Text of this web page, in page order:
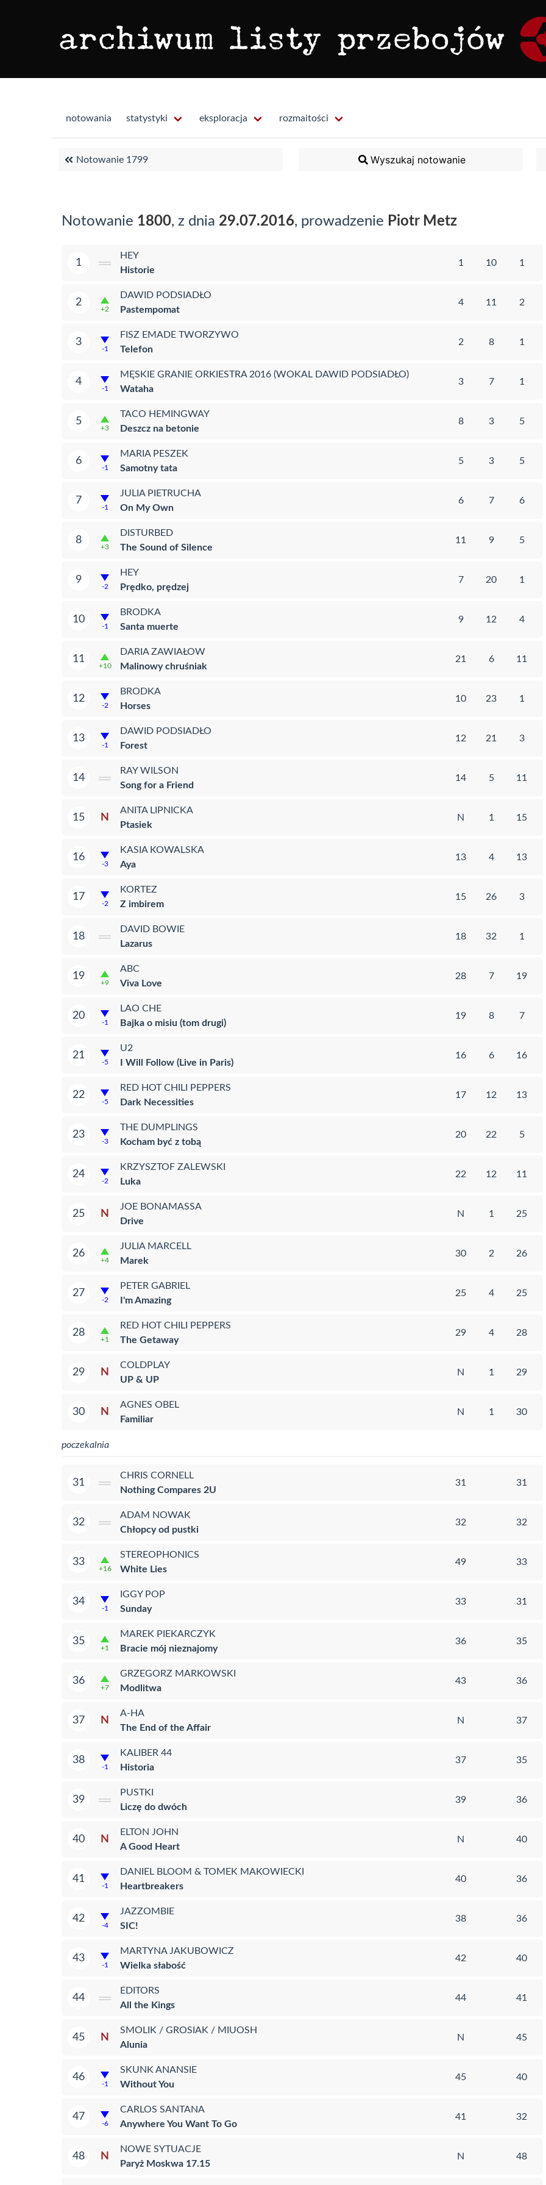
notowania statystyki eksploracja rozmaitości
Notowanie 1799 Wyszukaj notowanie
Notowanie 1800, z dnia 29.07.2016, prowadzenie Piotr Metz
1
HEY
Historie
1 10 1
2
+2
DAWID PODSIADŁO
Pastempomat
4 11 2
3
-1
FISZ EMADE TWORZYWO
Telefon
2 8 1
4
-1
MĘSKIE GRANIE ORKIESTRA 2016 (WOKAL DAWID PODSIADŁO)
Wataha
3 7 1
5
+3
TACO HEMINGWAY
Deszcz na betonie
8 3 5
6
-1
MARIA PESZEK
Samotny tata
5 3 5
7
-1
JULIA PIETRUCHA
On My Own
6 7 6
8
+3
DISTURBED
The Sound of Silence
11 9 5
9
-2
HEY
Prędko, prędzej
7 20 1
10
-1
BRODKA
Santa muerte
9 12 4
11
+10
DARIA ZAWIAŁOW
Malinowy chruśniak
21 6 11
12
-2
BRODKA
Horses
10 23 1
13
-1
DAWID PODSIADŁO
Forest
12 21 3
14
RAY WILSON
Song for a Friend
14 5 11
15 N
ANITA LIPNICKA
Ptasiek
N 1 15
16
-3
KASIA KOWALSKA
Aya
13 4 13
17
-2
KORTEZ
Z imbirem
15 26 3
18
DAVID BOWIE
Lazarus
18 32 1
19
+9
ABC
Viva Love
28 7 19
20
-1
LAO CHE
Bajka o misiu (tom drugi)
19 8 7
21
-5
U2
I Will Follow (Live in Paris)
16 6 16
22
-5
RED HOT CHILI PEPPERS
Dark Necessities
17 12 13
23
-3
THE DUMPLINGS
Kocham być z tobą
20 22 5
24
-2
KRZYSZTOF ZALEWSKI
Luka
22 12 11
25 N
JOE BONAMASSA
Drive
N 1 25
26
+4
JULIA MARCELL
Marek
30 2 26
27
-2
PETER GABRIEL
I'm Amazing
25 4 25
28
+1
RED HOT CHILI PEPPERS
The Getaway
29 4 28
29 N
COLDPLAY
UP & UP
N 1 29
30 N
AGNES OBEL
Familiar
N 1 30
poczekalnia
31
CHRIS CORNELL
Nothing Compares 2U
31 31
32
ADAM NOWAK
Chłopcy od pustki
32 32
33
+16
STEREOPHONICS
White Lies
49 33
34
-1
IGGY POP
Sunday
33 31
35
+1
MAREK PIEKARCZYK
Bracie mój nieznajomy
36 35
36
+7
GRZEGORZ MARKOWSKI
Modlitwa
43 36
37 N
A-HA
The End of the Affair
N 37
38
-1
KALIBER 44
Historia
37 35
39
PUSTKI
Liczę do dwóch
39 36
40 N
ELTON JOHN
A Good Heart
N 40
41
-1
DANIEL BLOOM & TOMEK MAKOWIECKI
Heartbreakers
40 36
42
-4
JAZZOMBIE
SIC!
38 36
43
-1
MARTYNA JAKUBOWICZ
Wielka słabość
42 40
44
EDITORS
All the Kings
44 41
45 N
SMOLIK / GROSIAK / MIUOSH
Alunia
N 45
46
-1
SKUNK ANANSIE
Without You
45 40
47
-6
CARLOS SANTANA
Anywhere You Want To Go
41 32
48 N
NOWE SYTUACJE
Paryż Moskwa 17.15
N 48